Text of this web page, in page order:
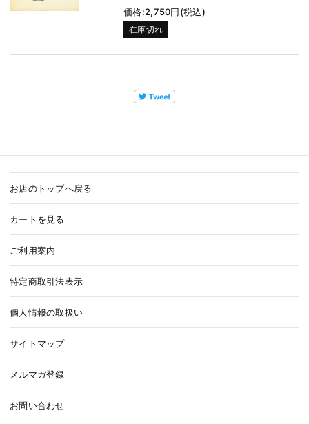
価格:2,750円(税込)
在庫切れ
お店のトップへ戻る
カートを見る
ご利用案内
特定商取引法表示
個人情報の取扱い
サイトマップ
メルマガ登録
お問い合わせ